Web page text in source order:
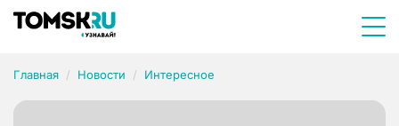
Главная Новости Интересное